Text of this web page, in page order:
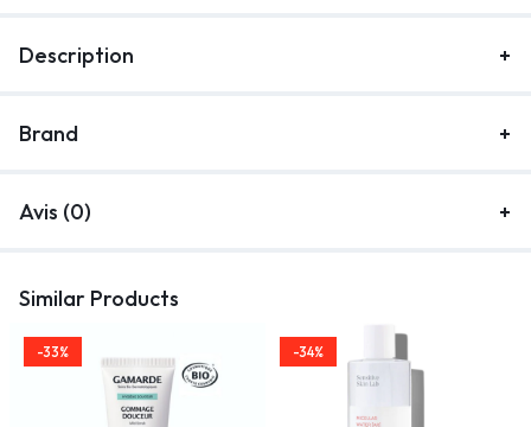
Description
Brand
Avis (0)
Similar Products
-33% -34%